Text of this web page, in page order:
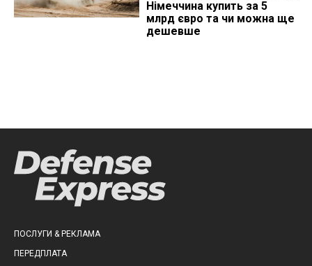
Німеччина купить за 5
млрд євро та чи можна ще
дешевше
ПОСЛУГИ & РЕКЛАМА
ПЕРЕДПЛАТА